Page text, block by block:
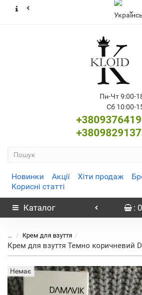
Пн-Чт 9:00-
Сб 10:00-
Новинки Акції Хіти продаж
Корисні статті
Каталог : 0
... Крем для взуття
Крем для взуття Темно коричневий
Немає